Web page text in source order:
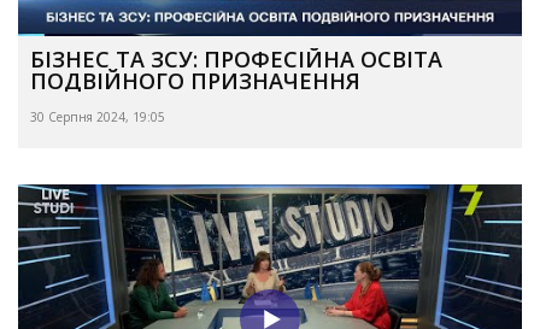
БІЗНЕС ТА ЗСУ: ПРОФЕСІЙНА ОСВІТА
ПОДВІЙНОГО ПРИЗНАЧЕННЯ
30 Серпня 2024, 19:05